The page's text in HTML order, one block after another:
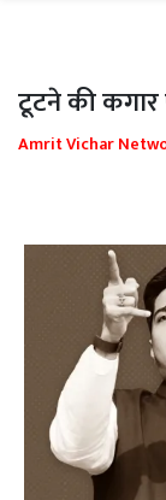
टूटने की
Amrit Vichar